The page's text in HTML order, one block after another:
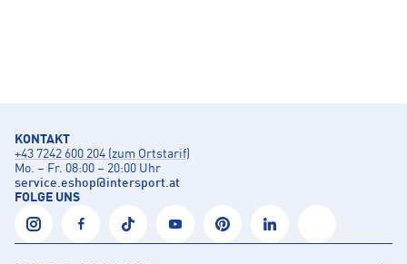
KONTAKT
+43 7242 600 204 (zum Ortstarif)
Mo. – Fr. 08:00 – 20:00 Uhr
service.eshop@intersport.at
FOLGE UNS